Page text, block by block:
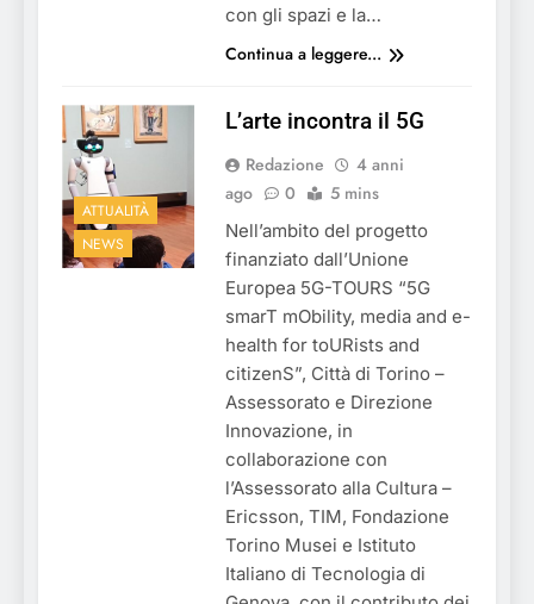
con gli spazi e la…
Continua a leggere...
ATTUALITÀ
NEWS
L’arte incontra il 5G
Redazione
4 anni
ago
0 5 mins
Nell’ambito del progetto
finanziato dall’Unione
Europea 5G-TOURS “5G
smarT mObility, media and e-
health for toURists and
citizenS”, Città di Torino –
Assessorato e Direzione
Innovazione, in
collaborazione con
l’Assessorato alla Cultura –
Ericsson, TIM, Fondazione
Torino Musei e Istituto
Italiano di Tecnologia di